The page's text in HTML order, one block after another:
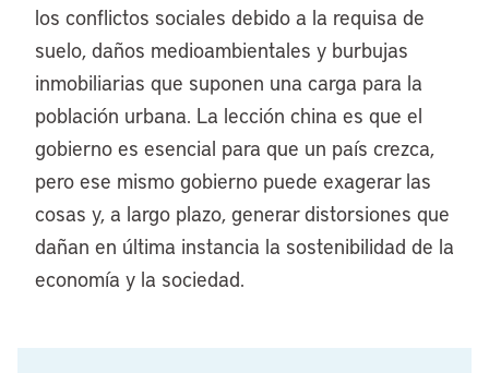
los conflictos sociales debido a la requisa de
suelo, daños medioambientales y burbujas
inmobiliarias que suponen una carga para la
población urbana. La lección china es que el
gobierno es esencial para que un país crezca,
pero ese mismo gobierno puede exagerar las
cosas y, a largo plazo, generar distorsiones que
dañan en última instancia la sostenibilidad de la
economía y la sociedad.